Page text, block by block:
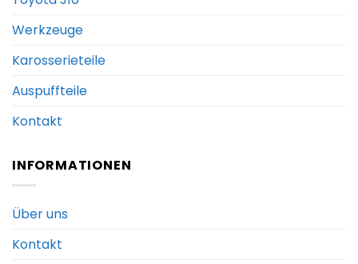
Werkzeuge
Karosserieteile
Auspuffteile
Kontakt
INFORMATIONEN
Über uns
Kontakt